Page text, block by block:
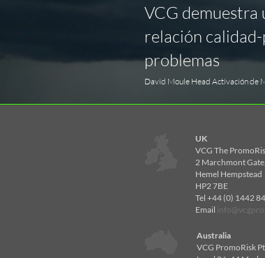
VCG demuestra
relación
problemas
David Moule Head Activación de
UK
VCG The
2 Marchmont
Hemel Hempstead
HP2 7BE
Tel +44 (0) 1442
Email
Australia
VCG PromoRisk